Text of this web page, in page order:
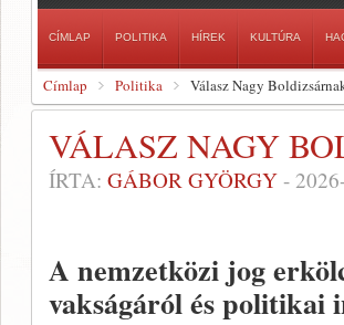
CÍMLAP POLITIKA HÍREK KULTÚRA
Címlap Politika Válasz Nagy
VÁLASZ NAGY
ÍRTA: GÁBOR GYÖRGY -
A nemzetközi jog
vakságáról és politikai